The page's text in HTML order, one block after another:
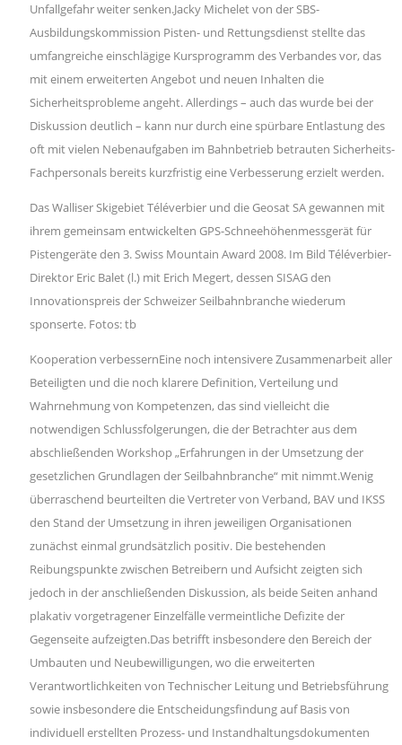
Unfallgefahr weiter senken.Jacky Michelet von der SBS-
Ausbildungskommission Pisten- und Rettungsdienst stellte das
umfangreiche einschlägige Kursprogramm des Verbandes vor, das
mit einem erweiterten Angebot und neuen Inhalten die
Sicherheitsprobleme angeht. Allerdings – auch das wurde bei der
Diskussion deutlich – kann nur durch eine spürbare Entlastung des
oft mit vielen Nebenaufgaben im Bahnbetrieb betrauten Sicherheits-
Fachpersonals bereits kurzfristig eine Verbesserung erzielt werden.
Das Walliser Skigebiet Téléverbier und die Geosat SA gewannen mit
ihrem gemeinsam entwickelten GPS-Schneehöhenmessgerät für
Pistengeräte den 3. Swiss Mountain Award 2008. Im Bild Téléverbier-
Direktor Eric Balet (l.) mit Erich Megert, dessen SISAG den
Innovationspreis der Schweizer Seilbahnbranche wiederum
sponserte. Fotos: tb
Kooperation verbessernEine noch intensivere Zusammenarbeit aller
Beteiligten und die noch klarere Definition, Verteilung und
Wahrnehmung von Kompetenzen, das sind vielleicht die
notwendigen Schlussfolgerungen, die der Betrachter aus dem
abschließenden Workshop „Erfahrungen in der Umsetzung der
gesetzlichen Grundlagen der Seilbahnbranche“ mit nimmt.Wenig
überraschend beurteilten die Vertreter von Verband, BAV und IKSS
den Stand der Umsetzung in ihren jeweiligen Organisationen
zunächst einmal grundsätzlich positiv. Die bestehenden
Reibungspunkte zwischen Betreibern und Aufsicht zeigten sich
jedoch in der anschließenden Diskussion, als beide Seiten anhand
plakativ vorgetragener Einzelfälle vermeintliche Defizite der
Gegenseite aufzeigten.Das betrifft insbesondere den Bereich der
Umbauten und Neubewilligungen, wo die erweiterten
Verantwortlichkeiten von Technischer Leitung und Betriebsführung
sowie insbesondere die Entscheidungsfindung auf Basis von
individuell erstellten Prozess- und Instandhaltungsdokumenten